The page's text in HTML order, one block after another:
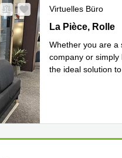
Virtuelles Büro
Z. A. La Pièce 1,
La Pièce, Rolle
Whether you are a
company or simply
the ideal solution